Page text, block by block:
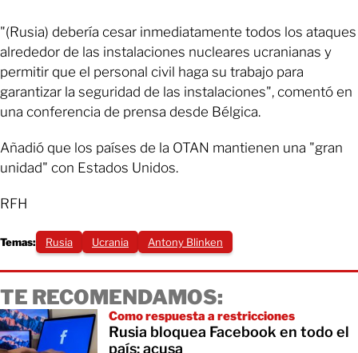
"(Rusia) debería cesar inmediatamente todos los ataques
alrededor de las instalaciones nucleares ucranianas y
permitir que el personal civil haga su trabajo para
garantizar la seguridad de las instalaciones", comentó en
una conferencia de prensa desde Bélgica.
Añadió que los países de la OTAN mantienen una "gran
unidad" con Estados Unidos.
RFH
Temas: Rusia Ucrania Antony Blinken
TE RECOMENDAMOS:
Como respuesta a restricciones
Rusia bloquea Facebook en todo el
país; acusa